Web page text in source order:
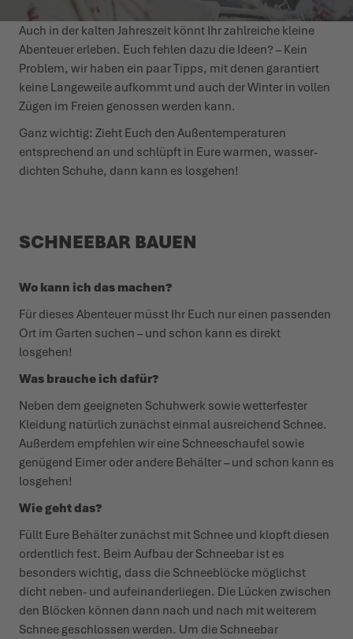
WINTERSCHUHE
LOWA PROFESSIONAL
WINTERSCHUHE
LOWA PROFESSIONAL
IT'S TIME TO TAME THE TERRAIN!
ZIEH LOS, ERLEBE MEHR!
RUFEN
DER SOMMER WARTET DRAUSSEN
EVENTS
PODCAST
KARRIERE
Auch in der kalten Jahreszeit könnt Ihr zahl­reiche kleine
Abenteuer erleben. Euch fehlen dazu die Ideen? – Kein
Problem, wir haben ein paar Tipps, mit denen garantiert
keine Langeweile aufkommt und auch der Winter in vollen
Zügen im Freien genossen werden kann.
Ganz wichtig: Zieht Euch den Außen­tem­pe­raturen
entsprechend an und schlüpft in Eure warmen, wasser­
dichten Schuhe, dann kann es losgehen!
SCHNEEBAR BAUEN
Wo kann ich das machen?
Für dieses Abenteuer müsst Ihr Euch nur einen passenden
Ort im Garten suchen – und schon kann es direkt
losgehen!
Was brauche ich dafür?
Neben dem geeigneten Schuhwerk sowie wetter­fester
Kleidung natürlich zunächst einmal ausreichend Schnee.
Außerdem empfehlen wir eine Schnee­schaufel sowie
genügend Eimer oder andere Behälter – und schon kann es
losgehen!
Wie geht das?
Füllt Eure Behälter zunächst mit Schnee und klopft diesen
ordentlich fest. Beim Aufbau der Schneebar ist es
besonders wichtig, dass die Schnee­blöcke möglichst
dicht neben- und aufein­an­der­liegen. Die Lücken zwischen
den Blöcken können dann nach und nach mit weiterem
Schnee geschlossen werden. Um die Schneebar